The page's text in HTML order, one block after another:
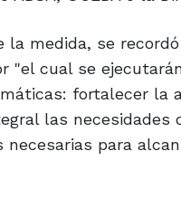
medida, se
"el cual se
fortalecer la
las
para